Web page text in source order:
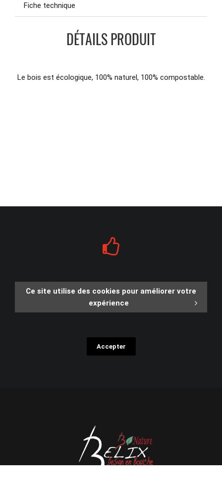
Fiche technique
DÉTAILS PRODUIT
Le bois est écologique, 100% naturel, 100% compostable.
Ce site utilise des cookies pour améliorer votre
expérience
Accepter